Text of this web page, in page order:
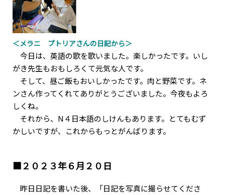
＜メラニ プトリアさんの日記から＞
今日は、英語の歌を歌いました。楽しかったです。いし
がき先生もおもしろくて元気な人です。
そして、昼ご飯もおいしかったです。肉と野菜です。ネ
ンさん作ってくれてありがとうございました。今夜もよろ
しくね。
それから、N４日本語のしけんもあります。とてもむず
かしいですが、これからもっとがんばります。
■２０２３年６月２０日
昨日日記を書いた後、「日記を写真に撮らせてくださ